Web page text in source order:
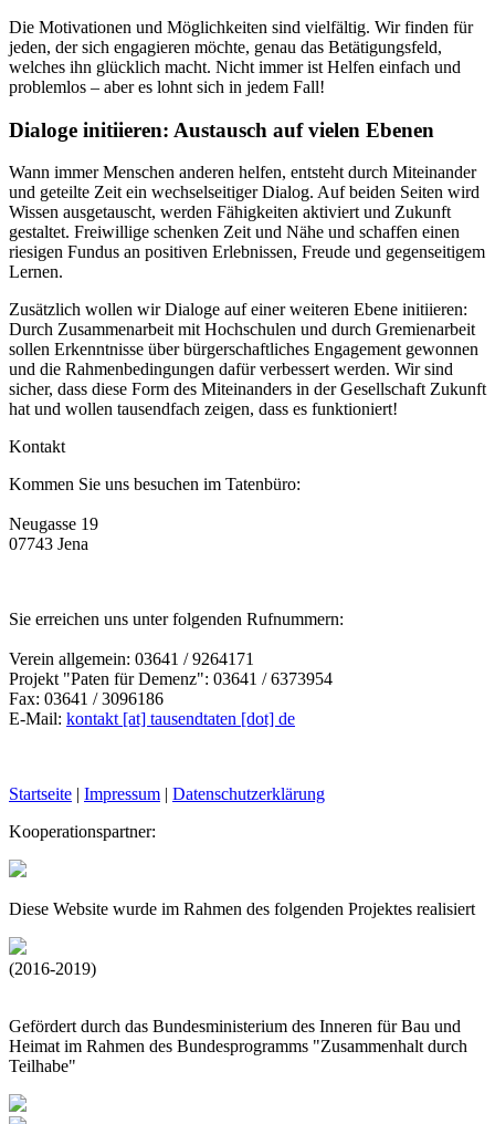
Die Motivationen und Möglichkeiten sind vielfältig. Wir finden für
jeden, der sich engagieren möchte, genau das Betätigungsfeld,
welches ihn glücklich macht. Nicht immer ist Helfen einfach und
problemlos – aber es lohnt sich in jedem Fall!
Dialoge initiieren: Austausch auf vielen Ebenen
Wann immer Menschen anderen helfen, entsteht durch Miteinander
und geteilte Zeit ein wechselseitiger Dialog. Auf beiden Seiten wird
Wissen ausgetauscht, werden Fähigkeiten aktiviert und Zukunft
gestaltet. Freiwillige schenken Zeit und Nähe und schaffen einen
riesigen Fundus an positiven Erlebnissen, Freude und gegenseitigem
Lernen.
Zusätzlich wollen wir Dialoge auf einer weiteren Ebene initiieren:
Durch Zusammenarbeit mit Hochschulen und durch Gremienarbeit
sollen Erkenntnisse über bürgerschaftliches Engagement gewonnen
und die Rahmenbedingungen dafür verbessert werden. Wir sind
sicher, dass diese Form des Miteinanders in der Gesellschaft Zukunft
hat und wollen tausendfach zeigen, dass es funktioniert!
Kontakt
Kommen Sie uns besuchen im Tatenbüro:
Neugasse 19
07743 Jena
Sie erreichen uns unter folgenden Rufnummern:
Verein allgemein: 03641 / 9264171
Projekt "Paten für Demenz": 03641 / 6373954
Fax: 03641 / 3096186
E-Mail: kontakt [at] tausendtaten [dot] de
Startseite | Impressum | Datenschutzerklärung
Kooperationspartner:
Diese Website wurde im Rahmen des folgenden Projektes realisiert
(2016-2019)
Gefördert durch das Bundesministerium des Inneren für Bau und
Heimat im Rahmen des Bundesprogramms "Zusammenhalt durch
Teilhabe"